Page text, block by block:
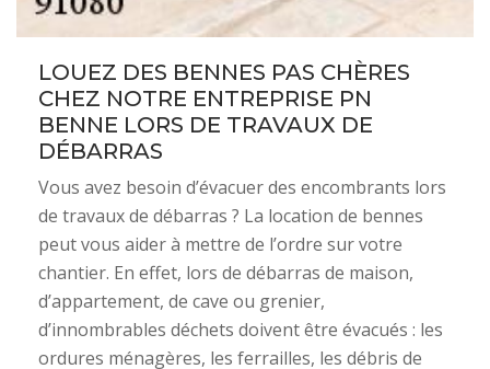
LOUEZ DES BENNES PAS CHÈRES
CHEZ NOTRE ENTREPRISE PN
BENNE LORS DE TRAVAUX DE
DÉBARRAS
Vous avez besoin d’évacuer des encombrants lors
de travaux de débarras ? La location de bennes
peut vous aider à mettre de l’ordre sur votre
chantier. En effet, lors de débarras de maison,
d’appartement, de cave ou grenier,
d’innombrables déchets doivent être évacués : les
ordures ménagères, les ferrailles, les débris de